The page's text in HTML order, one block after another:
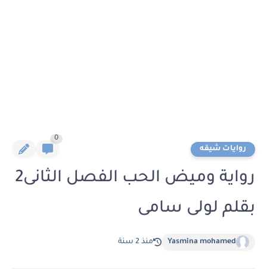
روايات شيقه
0
رواية وميض الحب الفصل الثانى2
بقلم لولى سامى
Yasmina mohamed منذ 2 سنة